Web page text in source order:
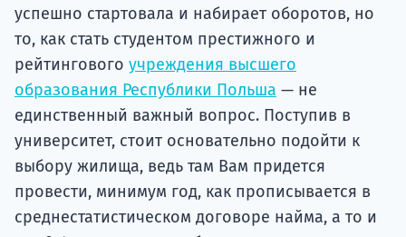
успешно стартовала и набирает оборотов, но
то, как стать студентом престижного и
рейтингового учреждения высшего
образования Республики Польша — не
единственный важный вопрос. Поступив в
университет, стоит основательно подойти к
выбору жилища, ведь там Вам придется
провести, минимум год, как прописывается в
среднестатистическом договоре найма, а то и